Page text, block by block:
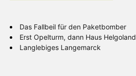
Das Fallbeil für den Paketbomber
Erst Opelturm, dann Haus Helgoland
Langlebiges Langemarck